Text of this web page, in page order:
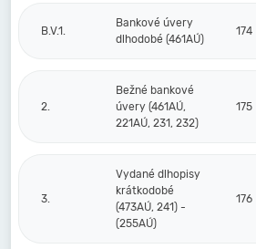
B.V.1.
Bankové úvery
dlhodobé (461AÚ)
174
2.
Bežné bankové
úvery (461AÚ,
221AÚ, 231, 232)
175
3.
Vydané dlhopisy
krátkodobé
(473AÚ, 241) -
(255AÚ)
176